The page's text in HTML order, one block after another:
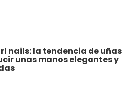
nails: la tendencia de uñas
unas manos elegantes y